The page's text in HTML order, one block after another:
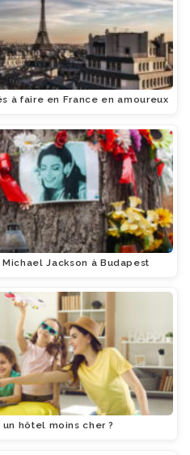
à faire en France en amoureux
Jackson à Budapest
hôtel moins cher ?